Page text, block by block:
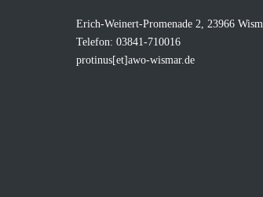
Erich-Weinert-Promenade 2, 23966
Telefon: 03841-710016
protinus[et]awo-wismar.de